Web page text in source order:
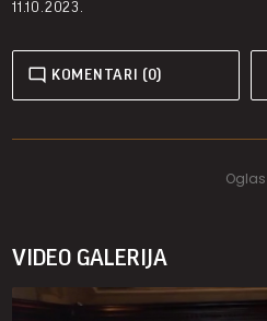
11.10.2023.
KOMENTARI (0)
VIDEO GALERIJA